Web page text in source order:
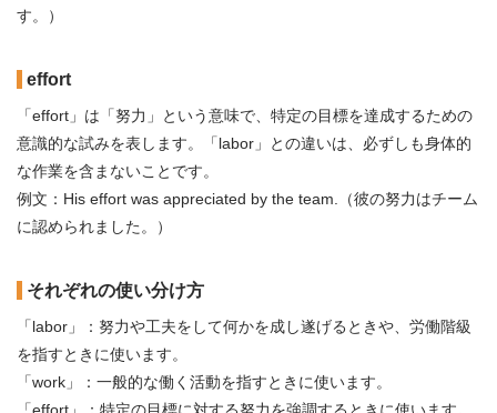
す。）
effort
「effort」は「努力」という意味で、特定の目標を達成するための
意識的な試みを表します。「labor」との違いは、必ずしも身体的
な作業を含まないことです。
例文：His effort was appreciated by the team.（彼の努力はチーム
に認められました。）
それぞれの使い分け方
「labor」：努力や工夫をして何かを成し遂げるときや、労働階級
を指すときに使います。
「work」：一般的な働く活動を指すときに使います。